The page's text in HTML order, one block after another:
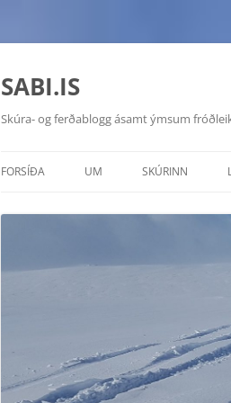
SABI.IS
Skúra- og ferðablogg ásamt ýmsum
FORSÍÐA UM SKÚRINN
SUZUKI VITARA